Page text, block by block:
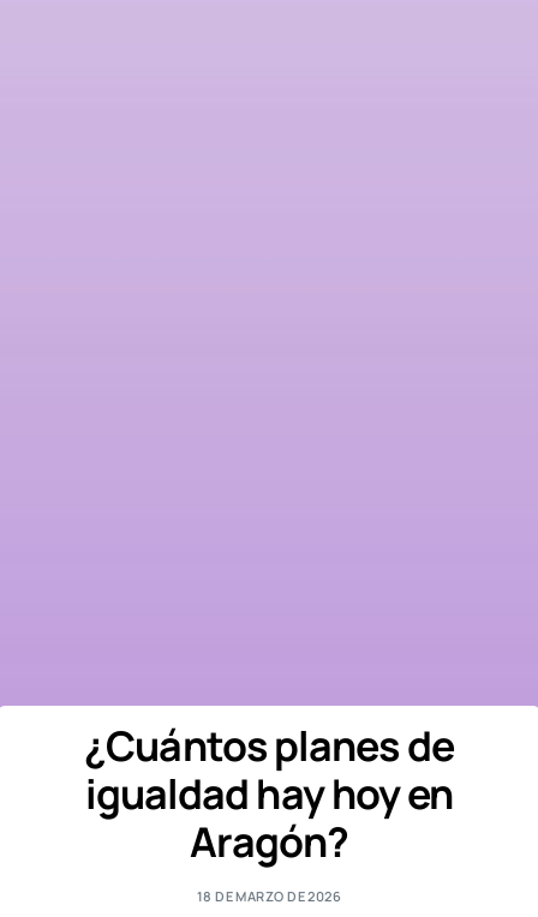
¿Cuántos planes de
igualdad hay hoy en
Aragón?
18 DE MARZO DE 2026